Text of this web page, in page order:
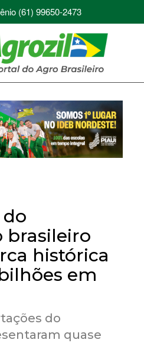
(61) 99650-2473
brasileiro
histórica
em
do
quase